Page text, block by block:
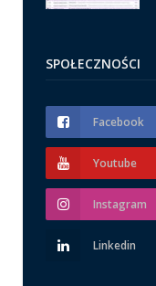
SPOŁECZNOŚCI
Facebook
Youtube
Instagram
Linkedin